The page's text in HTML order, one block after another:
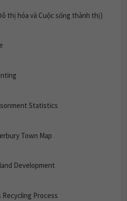
thị hóa và Cuộc sống thành thị)
Statistics
Town Map
Development
Recycling Process